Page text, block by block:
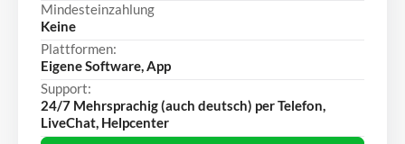
Mindesteinzahlung
Keine
Plattformen:
Eigene Software, App
Support:
24/7 Mehrsprachig (auch deutsch) per Telefon,
LiveChat, Helpcenter